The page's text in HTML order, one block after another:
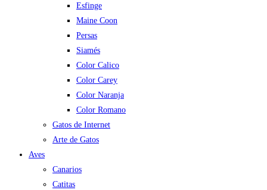
Esfinge
Maine Coon
Persas
Siamés
Color Calico
Color Carey
Color Naranja
Color Romano
Gatos de Internet
Arte de Gatos
Aves
Canarios
Catitas